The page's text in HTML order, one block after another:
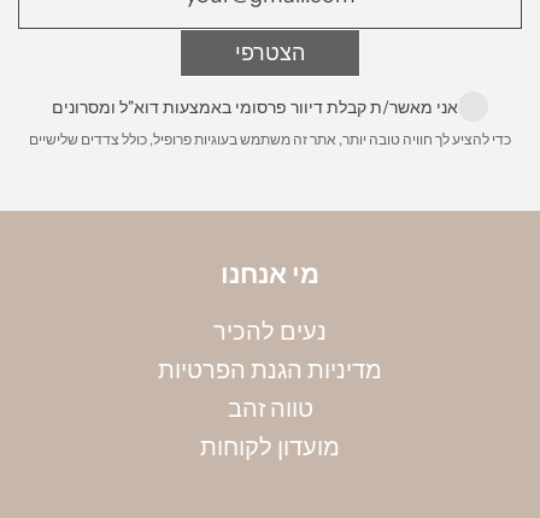
עד הבית מרגע שההזמנה מוכנה. עלות 200 ש״ח
לינק לפירוט מלא:משלוחים
הניחי את הטבעת על גבי סרגל, כאשר מרכז הטבעת
במילימטרים. שימי לב, חשוב למדוד את הקוטר
הפנימי. את הקוטר שמדדת תוכלי להמיר למידה
הצטרפי
אני מאשר/ת קבלת דיוור פרסומי באמצעות דוא"ל ומסרונים
כדי להציע לך חוויה טובה יותר, אתר זה משתמש בעוגיות פרופיל, כולל צדדים שלישיים
מי אנחנו
נעים להכיר
מדיניות הגנת הפרטיות
טווה זהב
מועדון לקוחות